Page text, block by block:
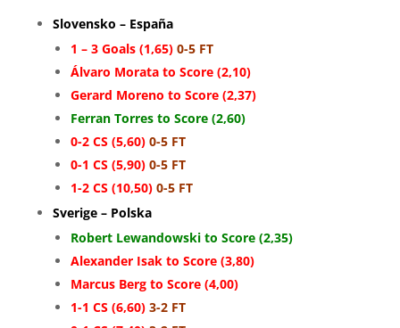
Slovensko – España
1 – 3 Goals (1,65)0-5 FT
Álvaro Morata to Score (2,10)
Gerard Moreno to Score (2,37)
Ferran Torres to Score (2,60)
0-2 CS (5,60)0-5 FT
0-1 CS (5,90)0-5 FT
1-2 CS (10,50)0-5 FT
Sverige – Polska
Robert Lewandowski to Score (2,35)
Alexander Isak to Score (3,80)
Marcus Berg to Score (4,00)
1-1 CS (6,60)3-2 FT